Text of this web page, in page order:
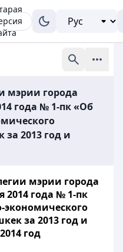
мэрии города
года № 1-пк «Об
2013 год и
мэрии города
2014 года № 1-пк
экономического
за 2013 год и
год